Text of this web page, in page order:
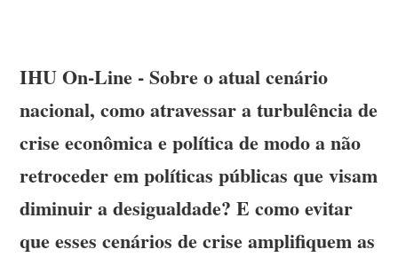
IHU On-Line - Sobre o atual cenário
nacional, como atravessar a turbulência de
crise econômica e política de modo a não
retroceder em políticas públicas que visam
diminuir a desigualdade? E como evitar
que esses cenários de crise amplifiquem as